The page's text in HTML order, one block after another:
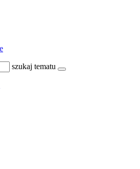
szukaj tematu